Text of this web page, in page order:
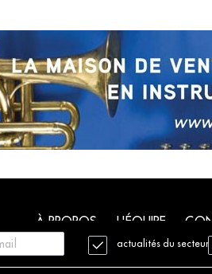
actualités du secteur
À PROPOS L'ÉQUIPE